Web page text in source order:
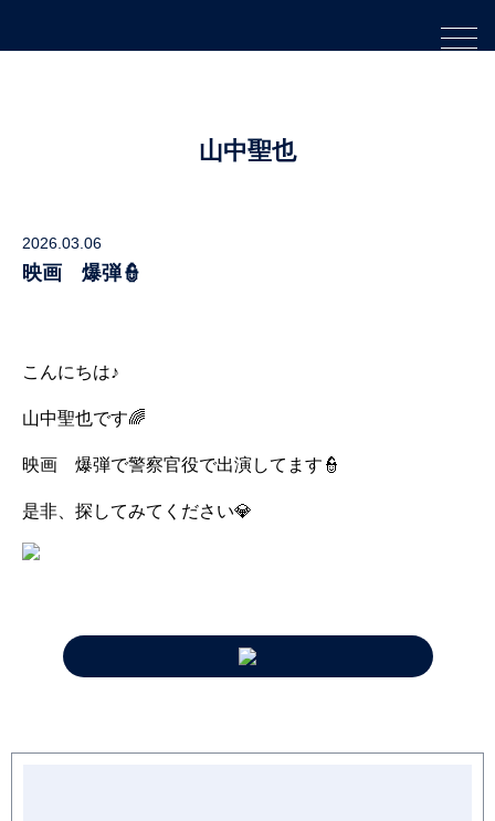
山中聖也
2026.03.06
映画 爆弾👮
こんにちは♪
山中聖也です🌈
映画 爆弾で警察官役で出演してます👮
是非、探してみてください💎